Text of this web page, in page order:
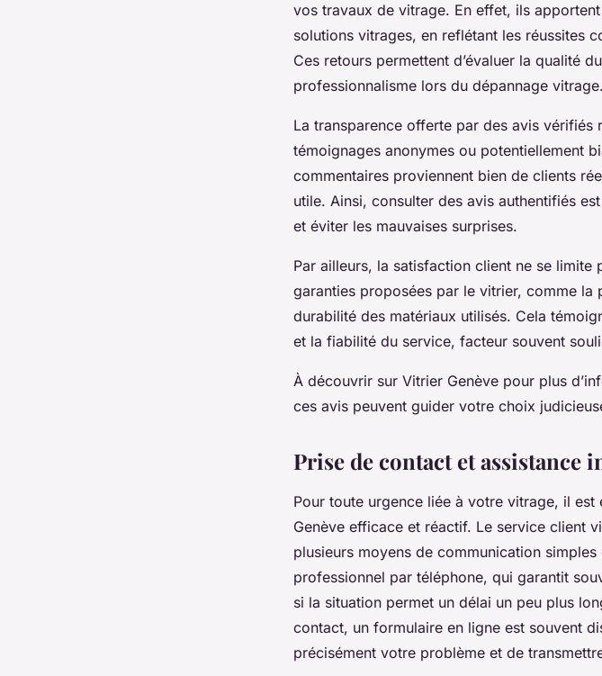
vos travaux de vitrage. En effet, ils
solutions vitrages, en reflétant les réussites
Ces retours permettent d’évaluer la qualité
professionnalisme lors du dépannage vitrage.
La transparence offerte par des avis
témoignages anonymes ou potentiellement
commentaires proviennent bien de clients
utile. Ainsi, consulter des avis authentifiés
et éviter les mauvaises surprises.
Par ailleurs, la satisfaction client ne se
garanties proposées par le vitrier, comme
durabilité des matériaux utilisés. Cela
et la fiabilité du service, facteur souvent
À découvrir sur Vitrier Genève pour plus
ces avis peuvent guider votre choix
Prise de contact et assistance
Pour toute urgence liée à votre vitrage, il
Genève efficace et réactif. Le service client
plusieurs moyens de communication
professionnel par téléphone, qui garantit
si la situation permet un délai un peu plus
contact, un formulaire en ligne est souvent
précisément votre problème et de